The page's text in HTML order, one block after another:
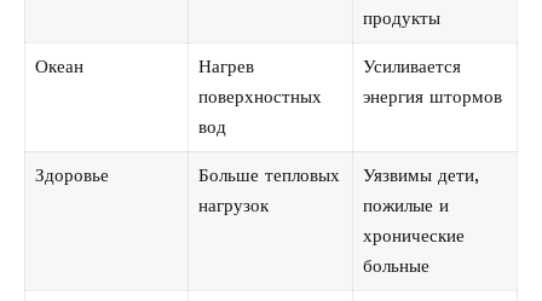
продукты
Океан
Нагрев
поверхностных
вод
Усиливается
энергия штормов
Здоровье
Больше тепловых
нагрузок
Уязвимы дети,
пожилые и
хронические
больные